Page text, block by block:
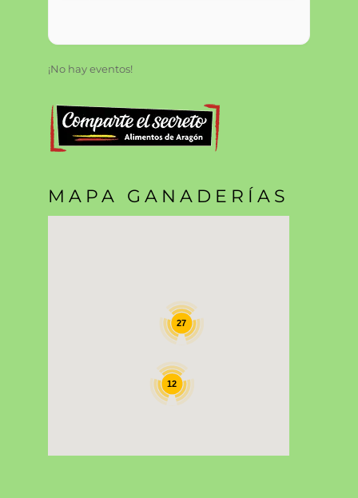
¡No hay eventos!
MAPA GANADERÍAS
27
12